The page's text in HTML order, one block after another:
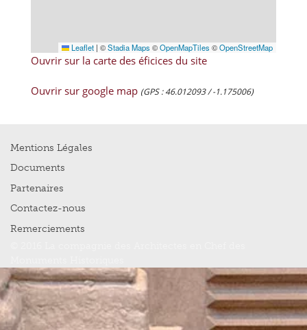
Leaflet | ©Stadia Maps ©OpenMapTiles ©OpenStreetMap
Ouvrir sur la carte des éficices du site
Ouvrir sur google map (GPS : 46.012093 / -1.175006)
Mentions Légales
Documents
Partenaires
Contactez-nous
Remerciements